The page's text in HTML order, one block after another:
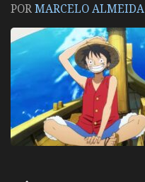
PORMARCELO ALMEIDA